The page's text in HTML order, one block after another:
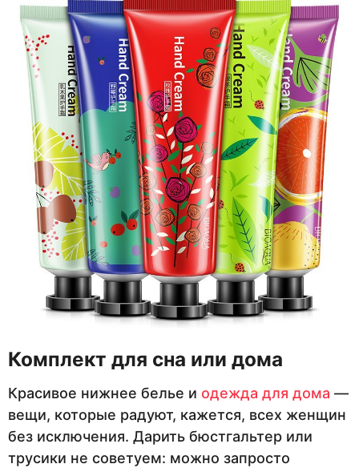
Комплект для сна или дома
Красивое нижнее белье и одежда для дома —
вещи, которые радуют, кажется, всех женщин
без исключения. Дарить бюстгальтер или
трусики не советуем: можно запросто